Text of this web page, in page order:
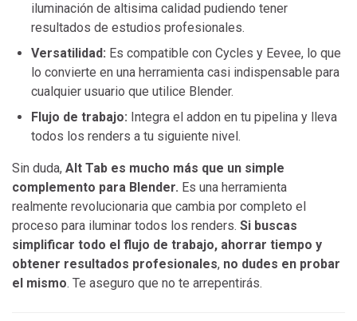
iluminación de altisima calidad pudiendo tener
resultados de estudios profesionales.
Versatilidad: Es compatible con Cycles y Eevee, lo que
lo convierte en una herramienta casi indispensable para
cualquier usuario que utilice Blender.
Flujo de trabajo: Integra el addon en tu pipelina y lleva
todos los renders a tu siguiente nivel.
Sin duda, Alt Tab es mucho más que un simple
complemento para Blender. Es una herramienta
realmente revolucionaria que cambia por completo el
proceso para iluminar todos los renders. Si buscas
simplificar todo el flujo de trabajo, ahorrar tiempo y
obtener resultados profesionales, no dudes en probar
el mismo. Te aseguro que no te arrepentirás.